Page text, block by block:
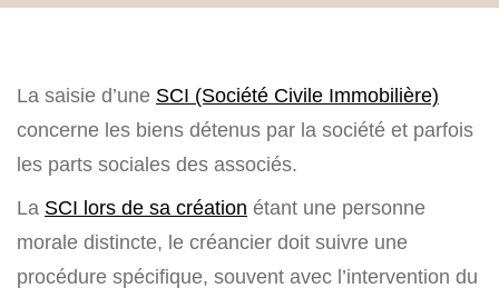
La saisie d’une SCI (Société Civile Immobilière)
concerne les biens détenus par la société et parfois
les parts sociales des associés.
La SCI lors de sa création étant une personne
morale distincte, le créancier doit suivre une
procédure spécifique, souvent avec l’intervention du